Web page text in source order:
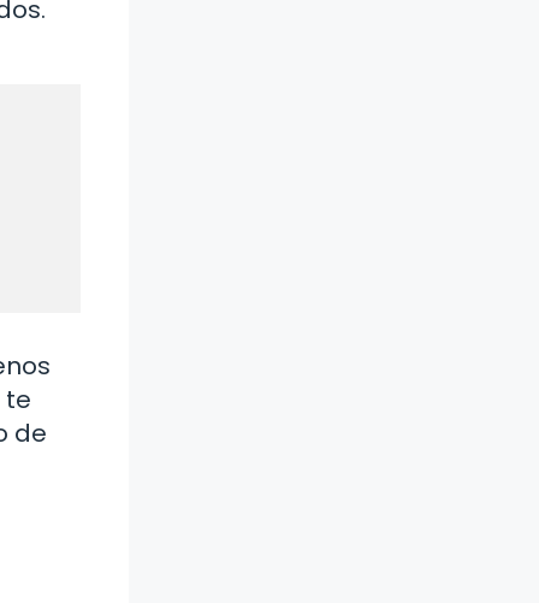
te
de